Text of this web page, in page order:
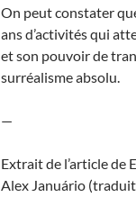
On peut constater
ans d’activités qui
et son pouvoir de
surréalisme absolu.
—
Extrait de l’article de
Alex Januário